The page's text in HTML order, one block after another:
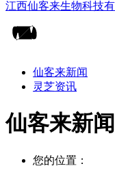
仙客来新闻
灵芝资讯
仙客来新闻
您的位置：